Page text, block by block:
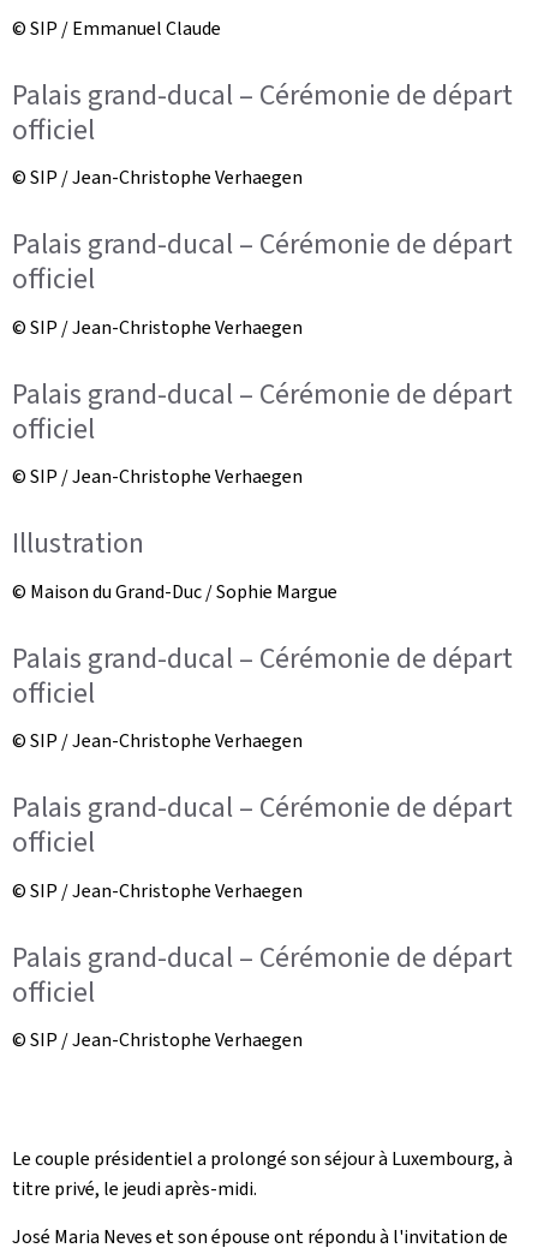
© SIP / Emmanuel Claude
Palais grand-ducal – Cérémonie de départ
officiel
© SIP / Jean-Christophe Verhaegen
Palais grand-ducal – Cérémonie de départ
officiel
© SIP / Jean-Christophe Verhaegen
Palais grand-ducal – Cérémonie de départ
officiel
© SIP / Jean-Christophe Verhaegen
Illustration
© Maison du Grand-Duc / Sophie Margue
Palais grand-ducal – Cérémonie de départ
officiel
© SIP / Jean-Christophe Verhaegen
Palais grand-ducal – Cérémonie de départ
officiel
© SIP / Jean-Christophe Verhaegen
Palais grand-ducal – Cérémonie de départ
officiel
© SIP / Jean-Christophe Verhaegen
Le couple présidentiel a prolongé son séjour à Luxembourg, à
titre privé, le jeudi après-midi.
José Maria Neves et son épouse ont répondu à l'invitation de